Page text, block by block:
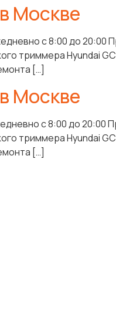
Москве
с 8:00 до 20:00
триммера Hyundai GC
[…]
Москве
с 8:00 до 20:00
триммера Hyundai GC
[…]